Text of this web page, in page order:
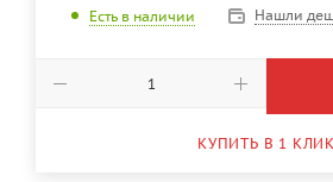
Есть в наличии Нашли
КУПИТЬ В 1 КЛИК